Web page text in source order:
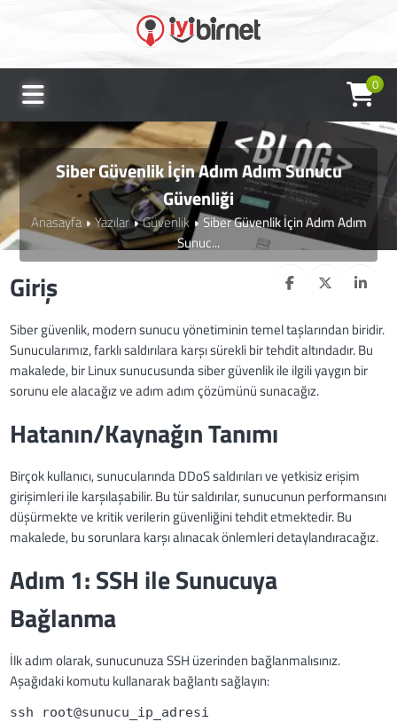
0
Siber Güvenlik İçin Adım Adım Sunucu
Güvenliği
Anasayfa Yazılar Güvenlik
Siber Güvenlik İçin Adım Adım
Sunuc...
Giriş
Siber güvenlik, modern sunucu yönetiminin temel taşlarından biridir.
Sunucularımız, farklı saldırılara karşı sürekli bir tehdit altındadır. Bu
makalede, bir Linux sunucusunda siber güvenlik ile ilgili yaygın bir
sorunu ele alacağız ve adım adım çözümünü sunacağız.
Hatanın/Kaynağın Tanımı
Birçok kullanıcı, sunucularında DDoS saldırıları ve yetkisiz erişim
girişimleri ile karşılaşabilir. Bu tür saldırılar, sunucunun performansını
düşürmekte ve kritik verilerin güvenliğini tehdit etmektedir. Bu
makalede, bu sorunlara karşı alınacak önlemleri detaylandıracağız.
Adım 1: SSH ile Sunucuya
Bağlanma
İlk adım olarak, sunucunuza SSH üzerinden bağlanmalısınız.
Aşağıdaki komutu kullanarak bağlantı sağlayın:
ssh root@sunucu_ip_adresi